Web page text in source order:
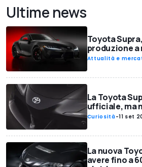
Ultime news
Toyota
produzione a
Attualità e
La Toyota
ufficiale, ma
Curiosità-11 set
La nuova
avere fino a